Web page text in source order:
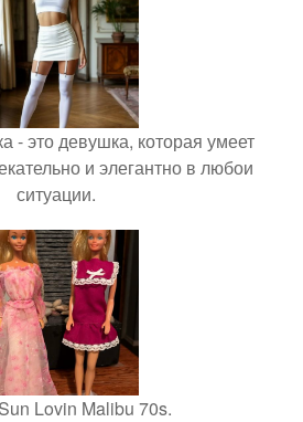
- это девушка, которая умеет
и элегантно в любои
ситуации.
Lovin Malibu 70s.